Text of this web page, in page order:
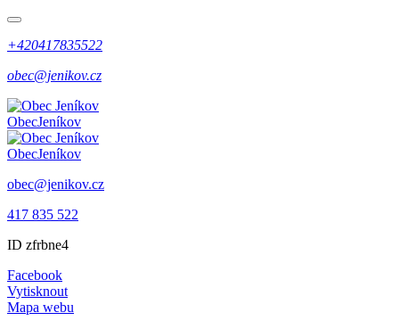
+420417835522
obec@jenikov.cz
ObecJeníkov
ObecJeníkov
obec@jenikov.cz
417 835 522
ID zfrbne4
Facebook
Vytisknout
Mapa webu